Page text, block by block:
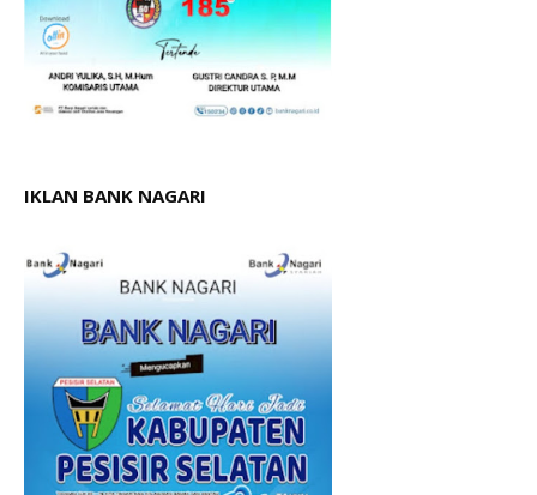
IKLAN BANK NAGARI